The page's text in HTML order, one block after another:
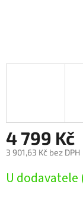
4 799 Kč
3 901,63 Kč bez DPH
cena:
U dodavatele